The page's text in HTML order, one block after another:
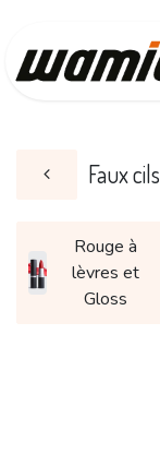
Faux cils
Rouge à
lèvres et
Gloss